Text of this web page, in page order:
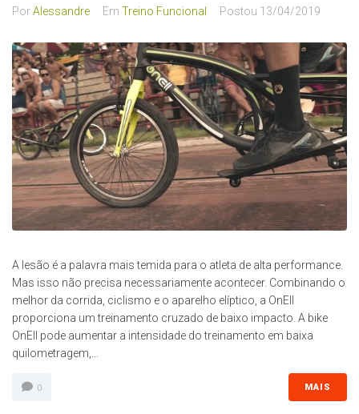
PorAlessandre Em Treino Funcional Postou 13/04/2019
A lesão é a palavra mais temida para o atleta de alta performance.
Mas isso não precisa necessariamente acontecer. Combinando o
melhor da corrida, ciclismo e o aparelho elíptico, a OnEll
proporciona um treinamento cruzado de baixo impacto. A bike
OnEll pode aumentar a intensidade do treinamento em baixa
quilometragem,...
0 MAIS